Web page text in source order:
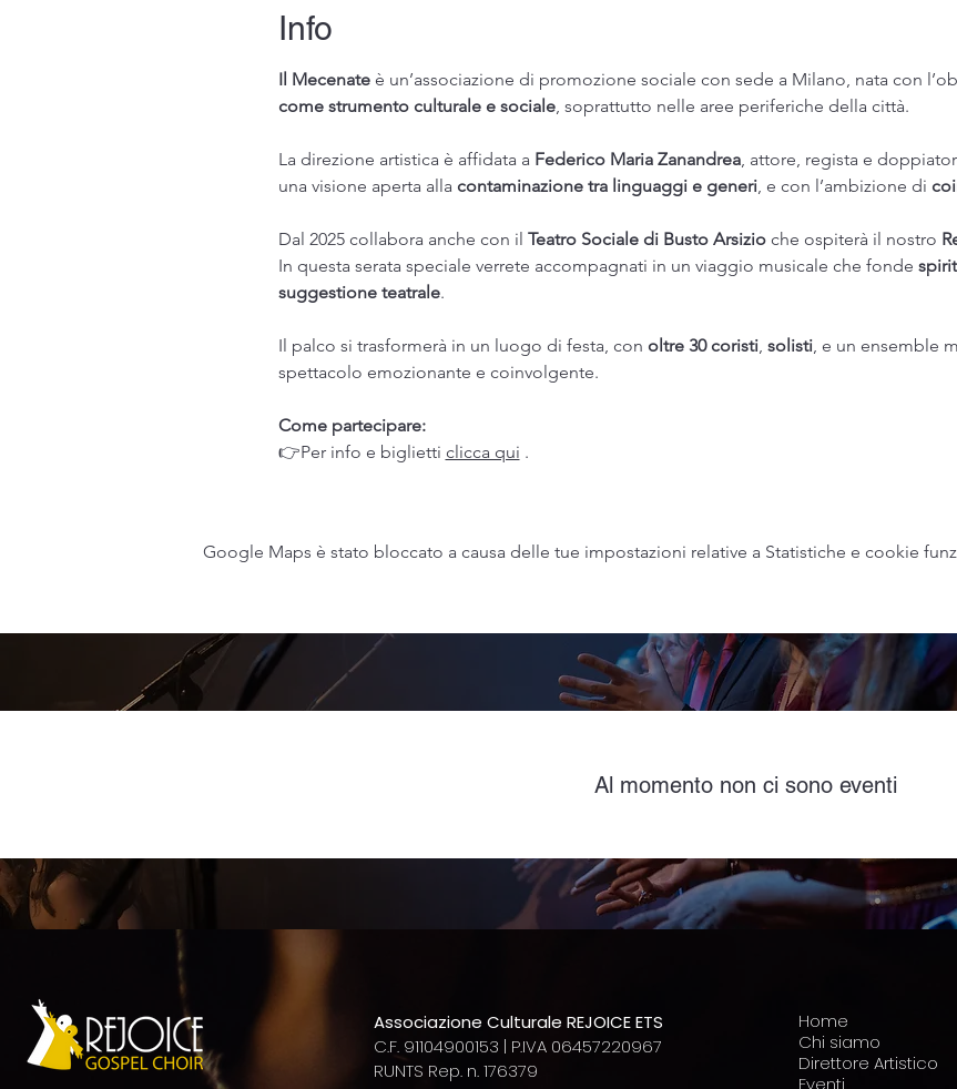
Info
Il Mecenate è un’associazione di promozione sociale con sede a Milano, nata con
come strumento culturale e sociale, soprattutto nelle aree periferiche della città.
La direzione artistica è affidata a Federico Maria Zanandrea, attore, regista e
una visione aperta alla contaminazione tra linguaggi e generi, e con l’ambizione di
Dal 2025 collabora anche con il Teatro Sociale di Busto Arsizio che ospiterà il nostro
In questa serata speciale verrete accompagnati in un viaggio musicale che fonde
suggestione teatrale.
Il palco si trasformerà in un luogo di festa, con oltre 30 coristi, solisti, e un ensemble
spettacolo emozionante e coinvolgente.
Come partecipare:
👉Per info e biglietti clicca qui .
Google Maps è stato bloccato a causa delle tue impostazioni relative a Statistiche e cookie
Al momento non ci sono eventi
Associazione Culturale REJOICE ETS
C.F. 91104900153 | P.IVA 06457220967
RUNTS Rep. n. 176379
Home
Chi siamo
Direttore Artistico
Eventi